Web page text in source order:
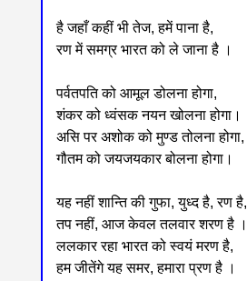
है जहाँ कहीं भी तेज, हमें पाना है,
रण में समग्र भारत को ले जाना है ।
पर्वतपति को आमूल डोलना होगा,
शंकर को ध्वंसक नयन खोलना होगा।
असि पर अशोक को मुण्ड तोलना होगा,
गौतम को जयजयकार बोलना होगा।
यह नहीं शान्ति की गुफा, युध्द है, रण है,
तप नहीं, आज केवल तलवार शरण है ।
ललकार रहा भारत को स्वयं मरण है,
हम जीतेंगे यह समर, हमारा प्रण है ।